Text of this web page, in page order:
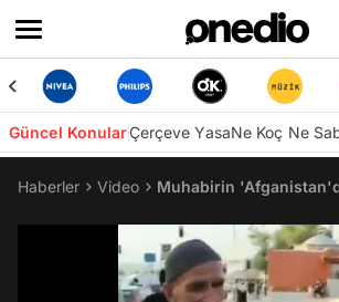
Güncel KonularÇerçeve YasaNe Koç Ne
Haberler Video Muhabirin